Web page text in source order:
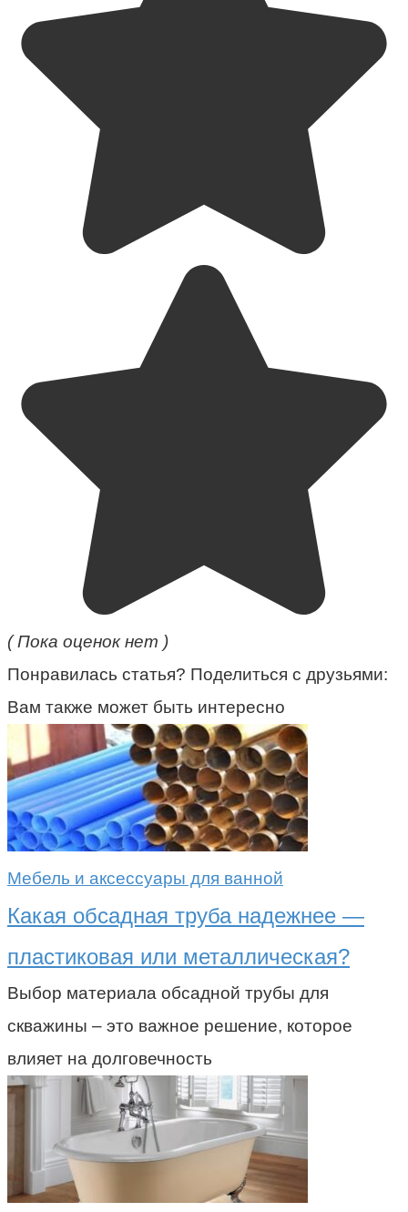
( Пока оценок нет )
Понравилась статья? Поделиться с друзьями:
Вам также может быть интересно
Мебель и аксессуары для ванной
Какая обсадная труба надежнее —
пластиковая или металлическая?
Выбор материала обсадной трубы для
скважины – это важное решение, которое
влияет на долговечность